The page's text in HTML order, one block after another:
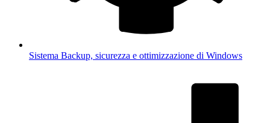
Sistema Backup, sicurezza e ottimizzazione di Windows